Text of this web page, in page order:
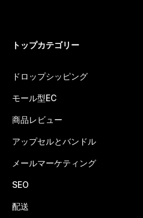
トップカテゴリー
ドロップシッピング
モール型EC
商品レビュー
アップセルとバンドル
メールマーケティング
SEO
配送